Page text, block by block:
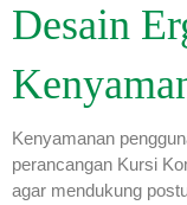
Desain
Kenyamanan
perancangan Kursi
agar mendukung